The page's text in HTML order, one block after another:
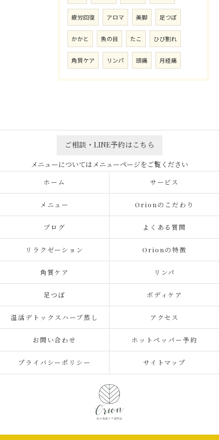
疲労回復 アロマ 美脚 足つぼ
かかと 魚の目 たこ ひび割れ
角質ケア リンパ 頭痛 月経痛
ご相談・LINE予約はこちら
ホーム サービス
メニュー Orionのこだわり
ブログ よくある質問
リラクゼーション Orionの特徴
角質ケア リンパ
足つぼ ボディケア
温活デトックスハーブ蒸し アクセス
お問い合わせ ホットペッパー予約
プライバシーポリシー サイトマップ